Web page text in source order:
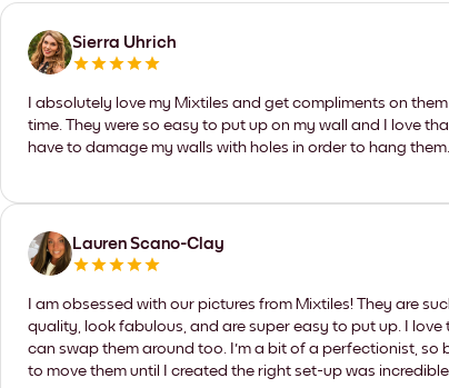
Sierra Uhrich
I absolutely love my Mixtiles and get compliments on
time. They were so easy to put up on my wall and I love
have to damage my walls with holes in order to hang them.
Lauren Scano-Clay
I am obsessed with our pictures from Mixtiles! They are
quality, look fabulous, and are super easy to put up. I love
can swap them around too. I'm a bit of a perfectionist, so
to move them until I created the right set-up was incredible.